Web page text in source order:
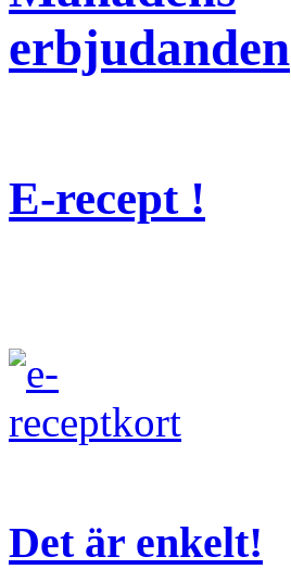
erbjudanden
E-recept !
Det är enkelt!